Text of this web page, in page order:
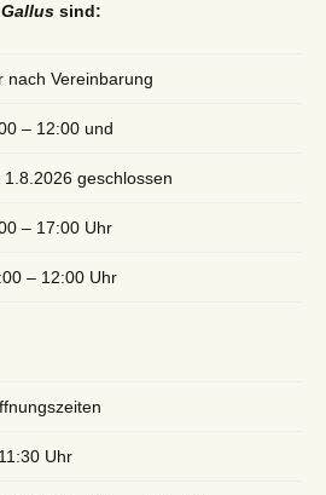
sind:
nach Vereinbarung
– 12:00 und
1.8.2026 geschlossen
– 17:00 Uhr
– 12:00 Uhr
Uhr